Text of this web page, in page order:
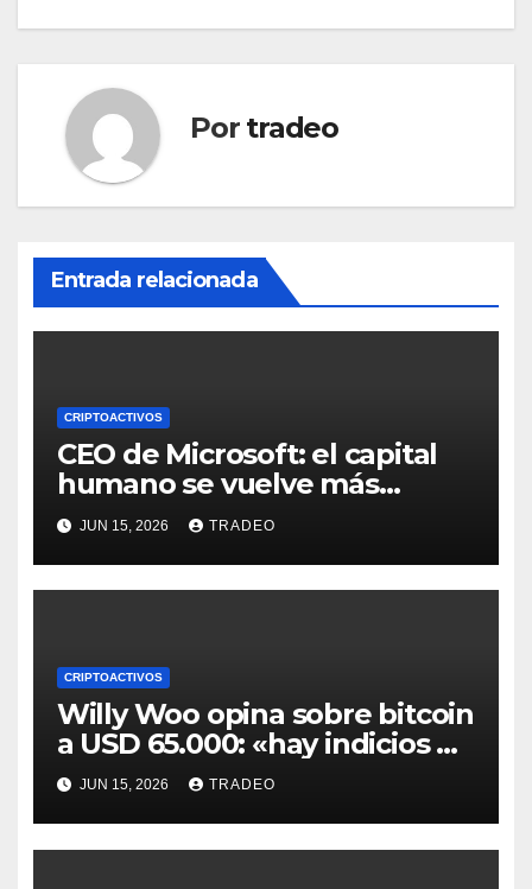
Por tradeo
Entrada relacionada
CRIPTOACTIVOS
CEO de Microsoft: el capital
humano se vuelve más
valioso a medida que crece la
IA
JUN 15, 2026 TRADEO
CRIPTOACTIVOS
Willy Woo opina sobre bitcoin
a USD 65.000: «hay indicios de
posible divergencia alcista»
JUN 15, 2026 TRADEO